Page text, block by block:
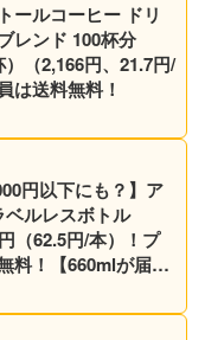
ールコーヒー ドリ
レンド 100杯分
（2,166円、21.7円/
は送料無料！
円以下にも？】ア
ルレスボトル
（62.5円/本）！プ
料！【660mlが届く